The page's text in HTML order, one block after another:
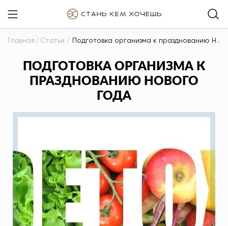
Главная / Статьи / Подготовка организма к празднованию Нового года
ПОДГОТОВКА ОРГАНИЗМА К
ПРАЗДНОВАНИЮ НОВОГО
ГОДА